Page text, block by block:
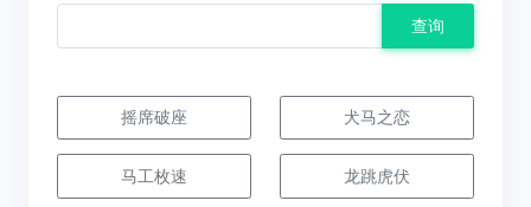
查询
摇席破座 犬马之恋
马工枚速 龙跳虎伏